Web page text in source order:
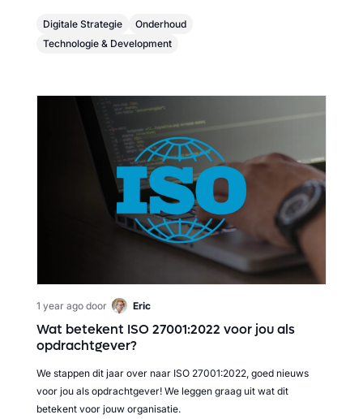
Digitale Strategie
Onderhoud
Technologie & Development
1 year agodoor Eric
Wat betekent ISO 27001:2022 voor jou als
opdrachtgever?
We stappen dit jaar over naar ISO 27001:2022, goed nieuws
voor jou als opdrachtgever! We leggen graag uit wat dit
betekent voor jouw organisatie.